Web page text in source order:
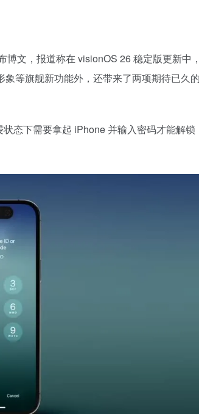
博文，报道称在 visionOS 26 稳定版更新中
等旗舰新功能外，还带来了两项期待已久
态下需要拿起 iPhone 并输入密码才能解锁